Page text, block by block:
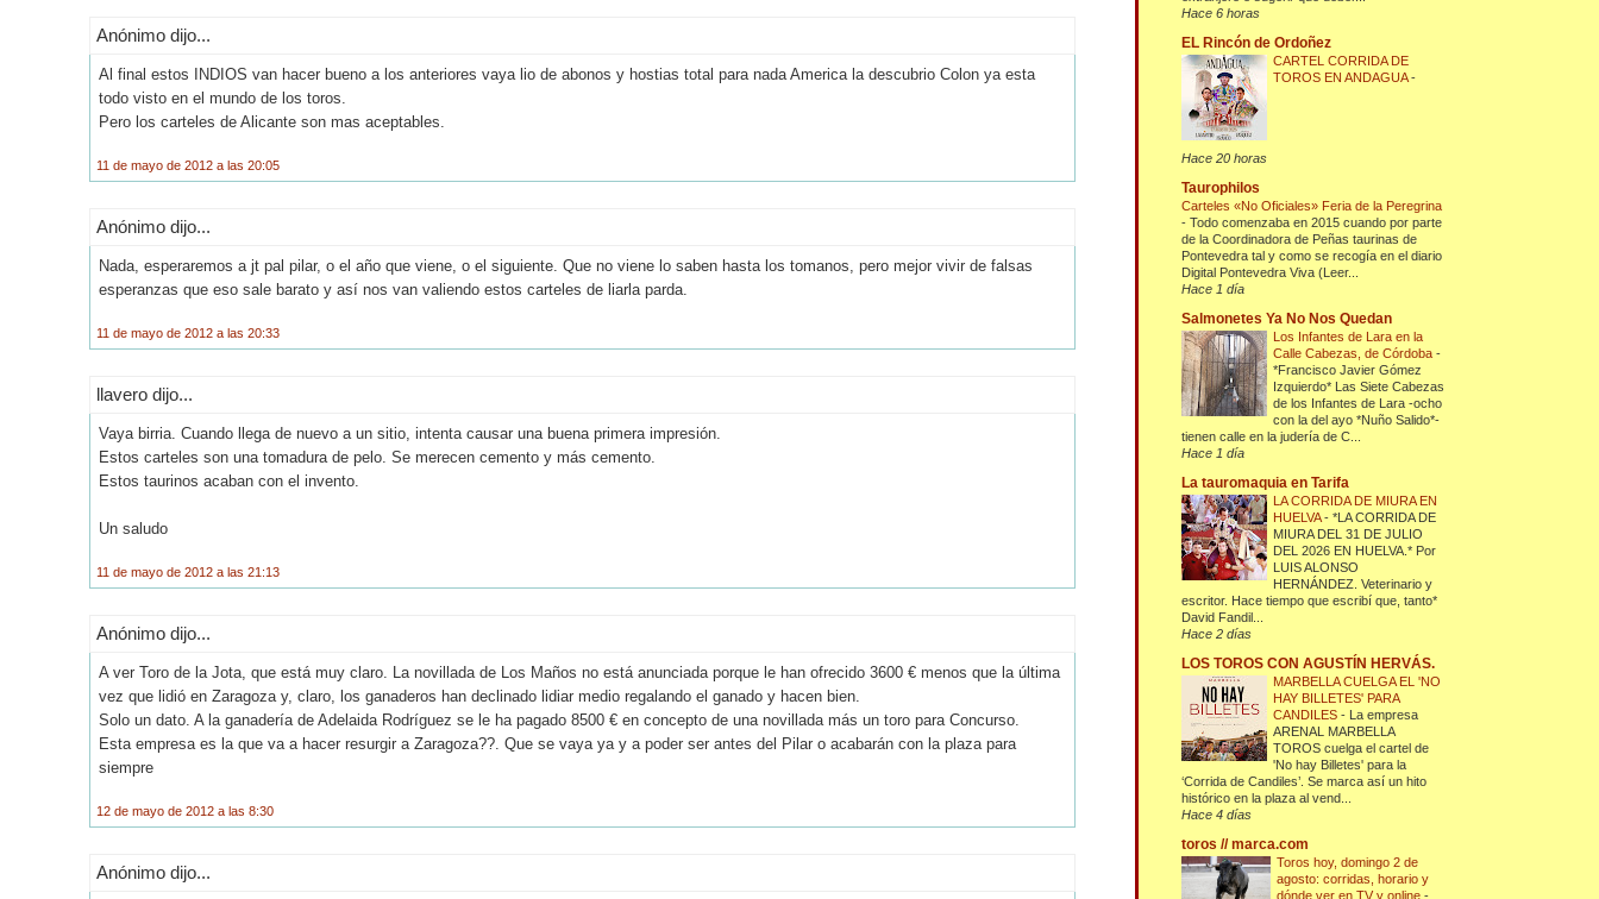
Anónimo dijo...
Al final estos INDIOS van hacer bueno a los anteriores vaya lio de abonos y hostias total para nada America la descubrio Colon ya esta
todo visto en el mundo de los toros.
Pero los carteles de Alicante son mas aceptables.
11 de mayo de 2012 a las 20:05
Anónimo dijo...
Nada, esperaremos a jt pal pilar, o el año que viene, o el siguiente. Que no viene lo saben hasta los tomanos, pero mejor vivir de falsas
esperanzas que eso sale barato y así nos van valiendo estos carteles de liarla parda.
11 de mayo de 2012 a las 20:33
llavero dijo...
Vaya birria. Cuando llega de nuevo a un sitio, intenta causar una buena primera impresión.
Estos carteles son una tomadura de pelo. Se merecen cemento y más cemento.
Estos taurinos acaban con el invento.
Un saludo
11 de mayo de 2012 a las 21:13
Anónimo dijo...
A ver Toro de la Jota, que está muy claro. La novillada de Los Maños no está anunciada porque le han ofrecido 3600 € menos que la última
vez que lidió en Zaragoza y, claro, los ganaderos han declinado lidiar medio regalando el ganado y hacen bien.
Solo un dato. A la ganadería de Adelaida Rodríguez se le ha pagado 8500 € en concepto de una novillada más un toro para Concurso.
Esta empresa es la que va a hacer resurgir a Zaragoza??. Que se vaya ya y a poder ser antes del Pilar o acabarán con la plaza para
siempre
12 de mayo de 2012 a las 8:30
Anónimo dijo...
Hace 6 horas
EL Rincón de Ordoñez
CARTEL CORRIDA DE
TOROS EN ANDAGUA-
Hace 20 horas
Taurophilos
Carteles «No Oficiales» Feria de la Peregrina
-Todo comenzaba en 2015 cuando por parte
de la Coordinadora de Peñas taurinas de
Pontevedra tal y como se recogía en el diario
Digital Pontevedra Viva (Leer...
Hace 1 día
Salmonetes Ya No Nos Quedan
Los Infantes de Lara en la
Calle Cabezas, de Córdoba-
*Francisco Javier Gómez
Izquierdo* Las Siete Cabezas
de los Infantes de Lara -ocho
con la del ayo *Nuño Salido*-
tienen calle en la judería de C...
Hace 1 día
La tauromaquia en Tarifa
LA CORRIDA DE MIURA EN
HUELVA-*LA CORRIDA DE
MIURA DEL 31 DE JULIO
DEL 2026 EN HUELVA.* Por
LUIS ALONSO
HERNÁNDEZ. Veterinario y
escritor. Hace tiempo que escribí que, tanto*
David Fandil...
Hace 2 días
LOS TOROS CON AGUSTÍN HERVÁS.
MARBELLA CUELGA EL 'NO
HAY BILLETES' PARA
CANDILES- La empresa
ARENAL MARBELLA
TOROS cuelga el cartel de
'No hay Billetes' para la
‘Corrida de Candiles’. Se marca así un hito
histórico en la plaza al vend...
Hace 4 días
toros // marca.com
Toros hoy, domingo 2 de
agosto: corridas, horario y
dónde ver en TV y online-